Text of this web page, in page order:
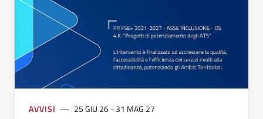
AVVISI 25 GIU 26 - 31 MAG 27